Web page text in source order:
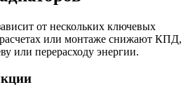
от нескольких ключевых
или монтаже снижают КПД,
или перерасходу энергии.